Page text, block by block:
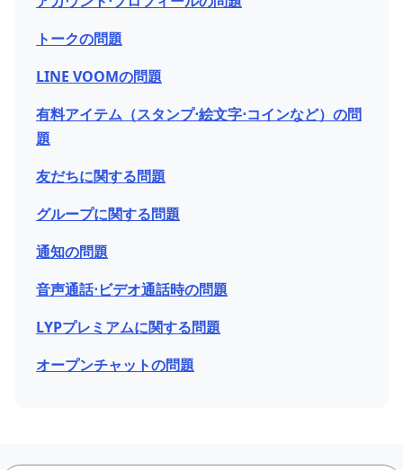
トークの問題
LINE VOOMの問題
有料アイテム（スタンプ⋅絵文字⋅コインなど）の問
題
友だちに関する問題
グループに関する問題
通知の問題
音声通話⋅ビデオ通話時の問題
LYPプレミアムに関する問題
オープンチャットの問題